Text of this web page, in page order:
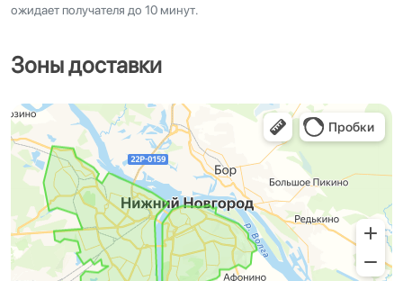
ожидает получателя до 10 минут.
Зоны доставки